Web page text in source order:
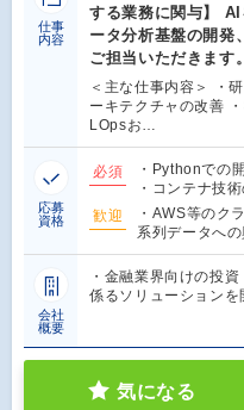
仕事
内容
する業務に関与】
ータ分析基盤の開発
ご担当いただきます。
＜主な仕事内容＞ ・
ーキテクチャの改善
LOpsお…
応募
資格
必須
・Pythonでの
・コンテナ技
歓迎
・AWS等のク
系列データへ
会社
概要
・金融業界向けの投
係るソリューションを
気になる